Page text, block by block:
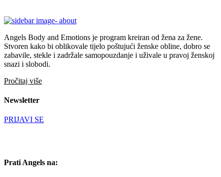
Angels Body and Emotions je program kreiran od žena za žene.
Stvoren kako bi oblikovale tijelo poštujući ženske obline, dobro se
zabavile, stekle i zadržale samopouzdanje i uživale u pravoj ženskoj
snazi i slobodi.
Pročitaj više
Newsletter
PRIJAVI SE
Prati Angels na: